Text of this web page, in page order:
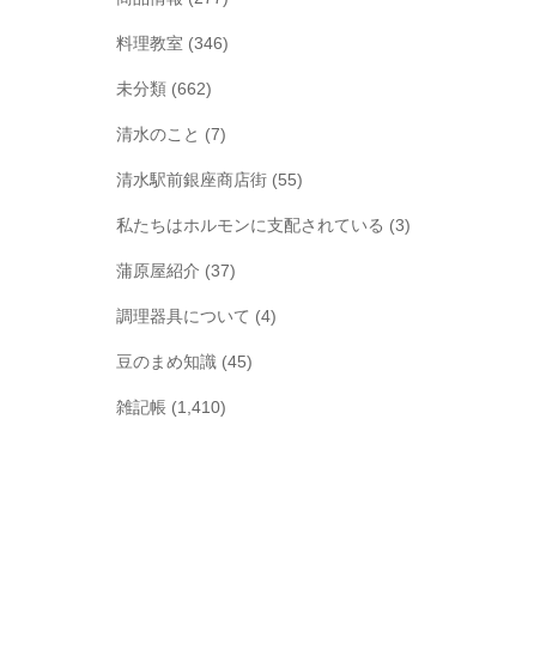
料理教室 (346)
未分類 (662)
清水のこと (7)
清水駅前銀座商店街 (55)
私たちはホルモンに支配されている (3)
蒲原屋紹介 (37)
調理器具について (4)
豆のまめ知識 (45)
雑記帳 (1,410)